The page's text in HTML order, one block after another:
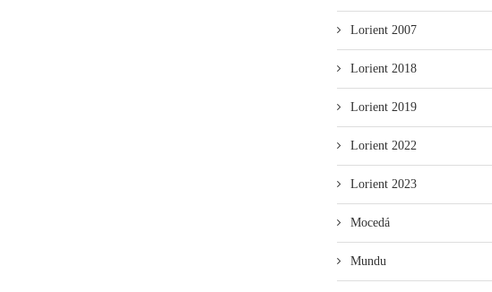
Lorient 2007
Lorient 2018
Lorient 2019
Lorient 2022
Lorient 2023
Mocedá
Mundu